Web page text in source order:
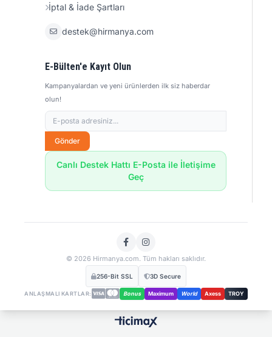
İptal & İade Şartları
destek@hirmanya.com
E-Bülten'e Kayıt Olun
Kampanyalardan ve yeni ürünlerden ilk siz haberdar
olun!
Gönder
Canlı Destek Hattı E-Posta ile İletişime
Geç
© 2026 Hirmanya.com. Tüm hakları saklıdır.
256-Bit SSL 3D Secure
ANLAŞMALI KARTLAR: Bonus Maximum World Axess TROY